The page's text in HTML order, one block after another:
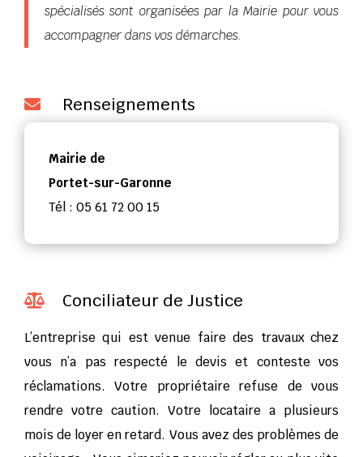
spécialisés sont organisées par la Mairie pour vous
accompagner dans vos démarches.
 Renseignements
Mairie de
Portet-sur-Garonne
Tél : 05 61 72 00 15
 Conciliateur de Justice
L’entreprise qui est venue faire des travaux chez
vous n’a pas respecté le devis et conteste vos
réclamations. Votre propriétaire refuse de vous
rendre votre caution. Votre locataire a plusieurs
mois de loyer en retard. Vous avez des problèmes de